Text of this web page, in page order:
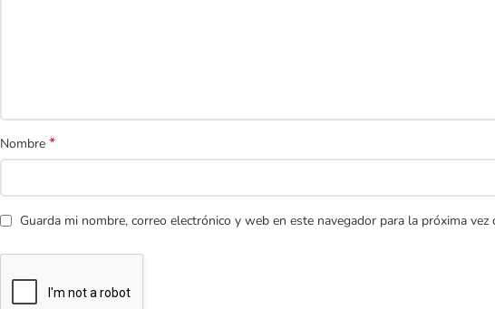
Nombre *
Guarda mi nombre, correo electrónico y web en este navegador para la próxima vez